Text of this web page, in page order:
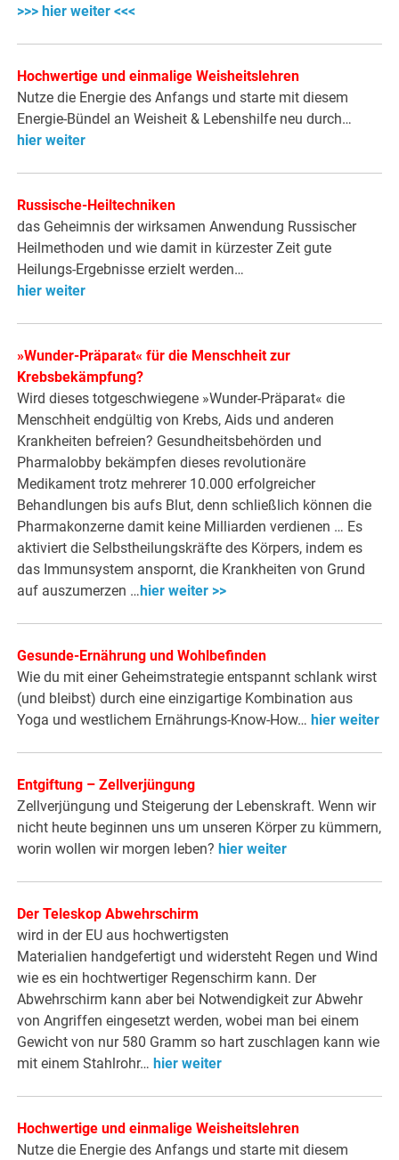
>>> hier weiter <<<
Hochwertige und einmalige Weisheitslehren
Nutze die Energie des Anfangs und starte mit diesem
Energie-Bündel an Weisheit & Lebenshilfe neu durch…
hier weiter
Russische-Heiltechniken
das Geheimnis der wirksamen Anwendung Russischer
Heilmethoden und wie damit in kürzester Zeit gute
Heilungs-Ergebnisse erzielt werden…
hier weiter
»Wunder-Präparat« für die Menschheit zur
Krebsbekämpfung?
Wird dieses totgeschwiegene »Wunder-Präparat« die
Menschheit endgültig von Krebs, Aids und anderen
Krankheiten befreien? Gesundheitsbehörden und
Pharmalobby bekämpfen dieses revolutionäre
Medikament trotz mehrerer 10.000 erfolgreicher
Behandlungen bis aufs Blut, denn schließlich können die
Pharmakonzerne damit keine Milliarden verdienen … Es
aktiviert die Selbstheilungskräfte des Körpers, indem es
das Immunsystem anspornt, die Krankheiten von Grund
auf auszumerzen … hier weiter >>
Gesunde-Ernährung und Wohlbefinden
Wie du mit einer Geheimstrategie entspannt schlank wirst
(und bleibst) durch eine einzigartige Kombination aus
Yoga und westlichem Ernährungs-Know-How… hier weiter
Entgiftung – Zellverjüngung
Zellverjüngung und Steigerung der Lebenskraft. Wenn wir
nicht heute beginnen uns um unseren Körper zu kümmern,
worin wollen wir morgen leben? hier weiter
Der Teleskop Abwehrschirm
wird in der EU aus hochwertigsten
Materialien handgefertigt und widersteht Regen und Wind
wie es ein hochtwertiger Regenschirm kann. Der
Abwehrschirm kann aber bei Notwendigkeit zur Abwehr
von Angriffen eingesetzt werden, wobei man bei einem
Gewicht von nur 580 Gramm so hart zuschlagen kann wie
mit einem Stahlrohr… hier weiter
Hochwertige und einmalige Weisheitslehren
Nutze die Energie des Anfangs und starte mit diesem